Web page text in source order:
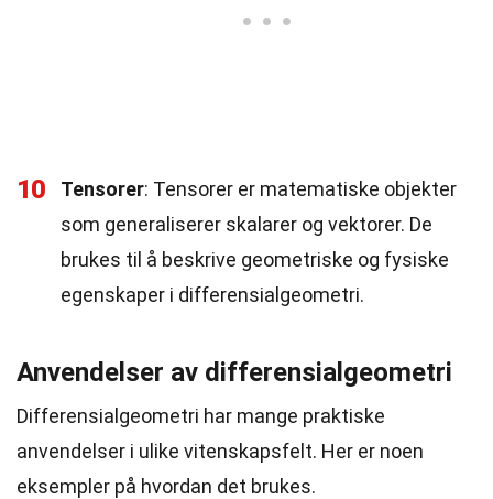
10 Tensorer: Tensorer er matematiske objekter
som generaliserer skalarer og vektorer. De
brukes til å beskrive geometriske og fysiske
egenskaper i differensialgeometri.
Anvendelser av differensialgeometri
Differensialgeometri har mange praktiske
anvendelser i ulike vitenskapsfelt. Her er noen
eksempler på hvordan det brukes.